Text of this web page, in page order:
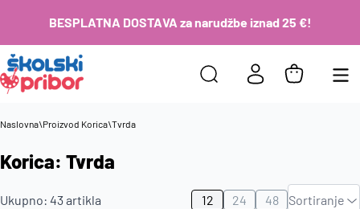
BESPLATNA DOSTAVA za narudžbe iznad 25 €!
Naslovna\Proizvod Korica\Tvrda
Korica: Tvrda
Ukupno: 43artikla 12 24 48 Sortiranje
Najviša